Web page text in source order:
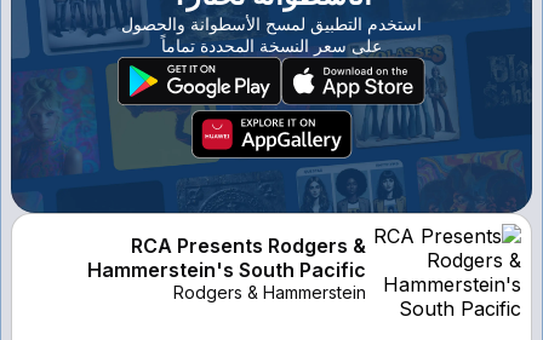
استخدم التطبيق لمسح الأسطوانة والحصول
على سعر النسخة المحددة تماماً
RCA Presents Rodgers &
Hammerstein's South Pacific
Rodgers & Hammerstein